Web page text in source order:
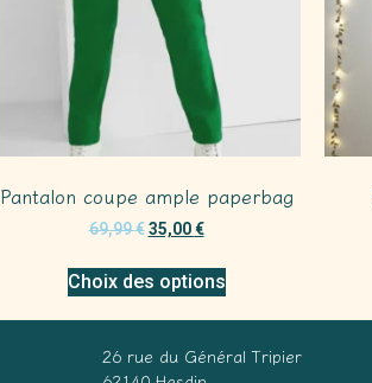
Pantalon coupe ample paperbag
69,99€ 35,00€
Choix des options
26 rue du Général Tripier